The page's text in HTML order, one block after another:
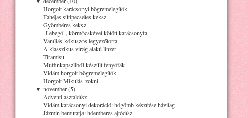
Horgolt karácsonyi bögremelegítők
Fahéjas sütipecsétes keksz
Gyömbéres keksz
"Lebegő", körmöcskével kötött karácsonyfa
Vaníliás-kókuszos legyezőtorta
A klasszikus virág alakú linzer
Tiramisu
Muffinkapszliból készült fenyőfák
Vidám horgolt bögremelegítők
Horgolt Mikulás-zokni
▼ november (5)
Adventi asztaldísz
Vidám karácsonyi dekoráció: hógömb készítése házilag
Jázmin bemutatja: hóemberes ajtódísz